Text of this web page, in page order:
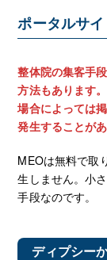
ポータルサ
整体院の集客手
方法もあります
場合によっては
発生することがあ
MEOは無料で取
生しません。小
手段なのです。
ディプシー